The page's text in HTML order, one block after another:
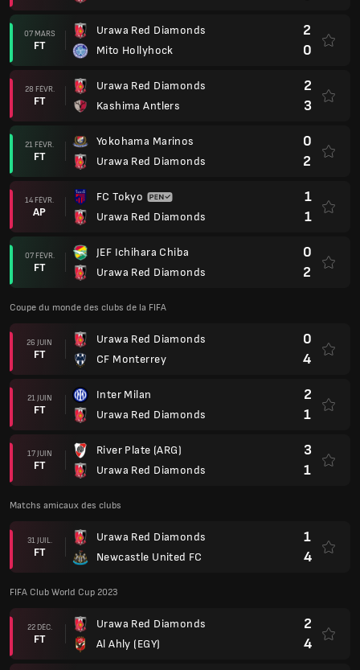
07 MARS
FT
Urawa Red Diamonds
Mito Hollyhock
2
0
28 FÉVR.
FT
Urawa Red Diamonds
Kashima Antlers
2
3
21 FÉVR.
FT
Yokohama Marinos
Urawa Red Diamonds
0
2
14 FÉVR.
AP
FC Tokyo
Urawa Red Diamonds
1
1
07 FÉVR.
FT
JEF Ichihara Chiba
Urawa Red Diamonds
0
2
Coupe du monde des clubs de la FIFA
26 JUIN
FT
Urawa Red Diamonds
CF Monterrey
0
4
21 JUIN
FT
Inter Milan
Urawa Red Diamonds
2
1
17 JUIN
FT
River Plate (ARG)
Urawa Red Diamonds
3
1
Matchs amicaux des clubs
31 JUIL.
FT
Urawa Red Diamonds
Newcastle United FC
1
4
FIFA Club World Cup 2023
22 DÉC.
FT
Urawa Red Diamonds
Al Ahly (EGY)
2
4